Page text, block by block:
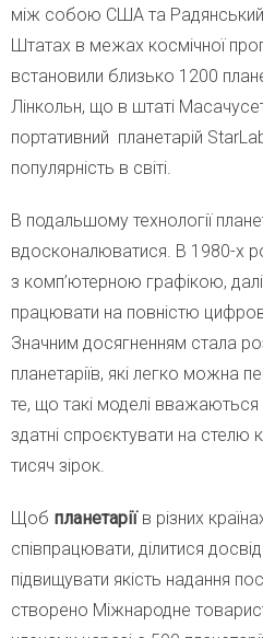
між собою США та
Штатах в межах космічної
встановили близько 1200
Лінкольн, що в штаті
портативний планетарій
популярність в світі.
В подальшому технології
вдосконалюватися. В 1980-х
з комп’ютерною графікою, далі
працювати на повністю
Значним досягненням стала
планетаріїв, які легко можна
те, що такі моделі вважаються
здатні спроєктувати на стелю
тисяч зірок.
Щоб планетаріїв різних
співпрацювати, ділитися
підвищувати якість надання
створено Міжнародне